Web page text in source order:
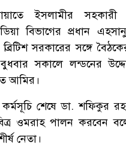
ইসলামীর সহকারী
বিভাগের প্রধান
সরকারের সঙ্গে
সকালে লন্ডনের
আমির।
কর্মসূচি শেষে ডা. শফিকুর
ওমরাহ পালন করবেন
নেতা।